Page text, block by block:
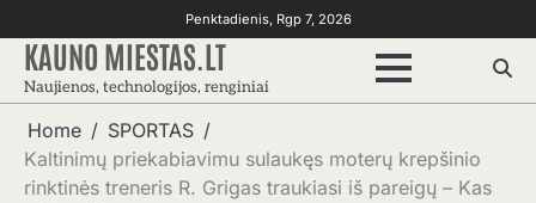
to
content
Penktadienis, Rgp 7, 2026
KAUNO MIESTAS.LT
Naujienos, technologijos, renginiai
Home
SPORTAS
Kaltinimų priekabiavimu sulaukęs moterų krepšinio
rinktinės treneris R. Grigas traukiasi iš pareigų – Kas